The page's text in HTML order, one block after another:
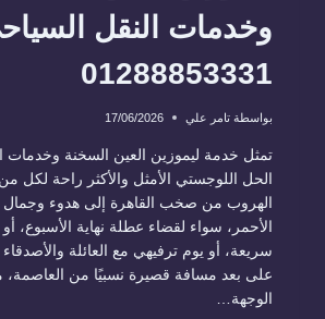
وخدمات النقل
01288853331
بواسطة تامر علي 17/06/2026
تمثل خدمة ليموزين العين السخنة وخدمات
الحل اللوجستي الأمثل والأكثر راحة لكل
الهروب من صخب القاهرة إلى هدوء وجمال
الأحمر، سواء لقضاء عطلة نهاية الأسبوع،
سريعة، أو يوم ترفيهي مع العائلة
على بعد مسافة قصيرة نسبيًا من العاصمة،
الوجهة…